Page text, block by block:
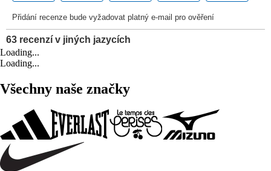
Loading...
Loading...
Všechny naše značky